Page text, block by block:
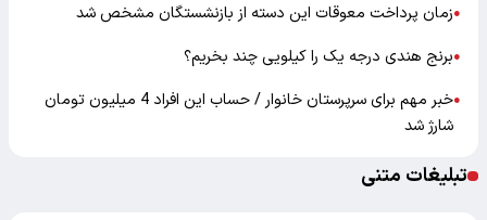
●زمان پرداخت معوقات این دسته از بازنشستگان مشخص شد
●برنج هندی درجه یک را کیلویی چند بخریم؟
●
خبر مهم برای سرپرستان خانوار / حساب این افراد 4 میلیون تومان
شارژ شد
تبلیغات متنی